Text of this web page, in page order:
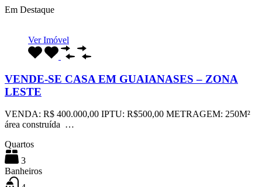
Em Destaque
Ver Imóvel
VENDE-SE CASA EM GUAIANASES – ZONA
LESTE
VENDA: R$ 400.000,00 IPTU: R$500,00 METRAGEM: 250M²
área construída …
Quartos
3
Banheiros